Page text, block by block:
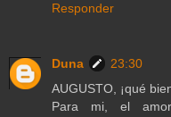
Responder
Duna
23:30
AUGUSTO, ¡qué
Para mi, el